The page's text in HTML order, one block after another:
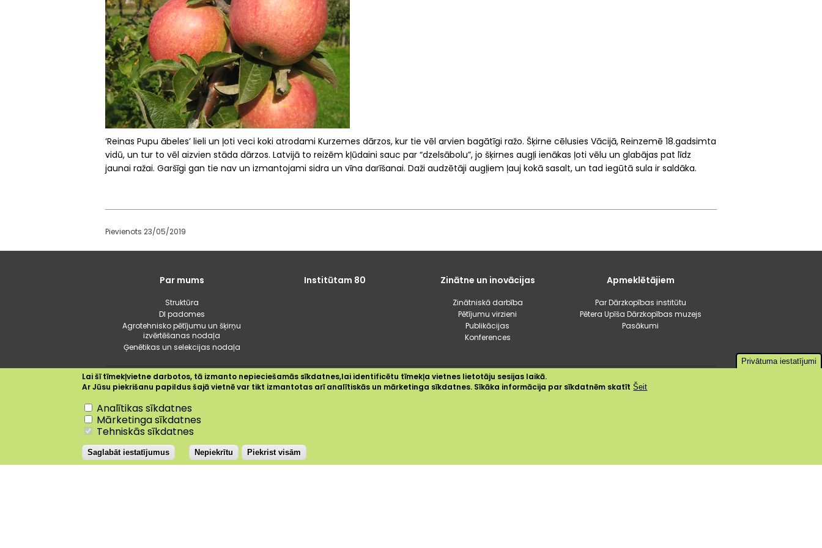
‘Reinas Pupu ābeles’ lieli un ļoti veci koki atrodami Kurzemes dārzos, kur tie vēl arvien bagātīgi ražo. Šķirne cēlusies Vācijā, Reinzemē 18.gadsimta
vidū, un tur to vēl aizvien stāda dārzos. Latvijā to reizēm kļūdaini sauc par “dzelsābolu”, jo šķirnes augļi ienākas ļoti vēlu un glabājas pat līdz
jaunai ražai. Garšīgi gan tie nav un izmantojami sidra un vīna darīšanai. Daži audzētāji augļiem ļauj kokā sasalt, un tad iegūtā sula ir saldāka.
Pievienots 23/05/2019
Par mums
Struktūra
DI padomes
Agrotehnisko pētījumu un šķirņu
izvērtēšanas nodaļa
Ģenētikas un selekcijas nodaļa
Institūtam 80 Zinātne un inovācijas
Zinātniskā darbība
Pētījumu virzieni
Publikācijas
Konferences
Apmeklētājiem
Par Dārzkopības institūtu
Pētera Upīša Dārzkopības muzejs
Pasākumi
Dobele +24.9°C
2024 © Dārzkopības institūts
Privātuma iestatījumi
Lai šī tīmekļvietne darbotos, tā izmanto nepieciešamās sīkdatnes,lai identificētu tīmekļa vietnes lietotāju sesijas laikā.
Ar Jūsu piekrišanu papildus šajā vietnē var tikt izmantotas arī analītiskās un mārketinga sīkdatnes. Sīkāka informācija par sīkdatnēm skatīt Šeit
Analītikas sīkdatnes
Mārketinga sīkdatnes
Tehniskās sīkdatnes
Saglabāt iestatījumus Nepiekrītu Piekrist visām